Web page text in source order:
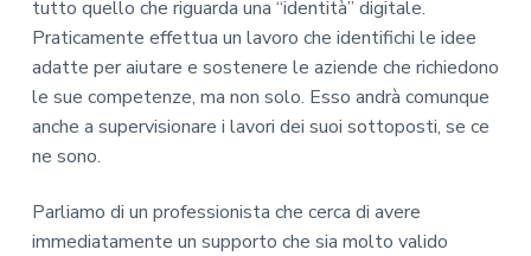
tutto quello che riguarda una “identità” digitale.
Praticamente effettua un lavoro che identifichi le idee
adatte per aiutare e sostenere le aziende che richiedono
le sue competenze, ma non solo. Esso andrà comunque
anche a supervisionare i lavori dei suoi sottoposti, se ce
ne sono.
Parliamo di un professionista che cerca di avere
immediatamente un supporto che sia molto valido